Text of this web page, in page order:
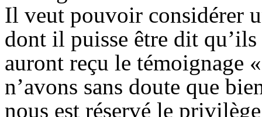
Il veut pouvoir considérer
dont il puisse être dit
auront reçu le témoignage
n’avons sans doute que
nous est réservé le